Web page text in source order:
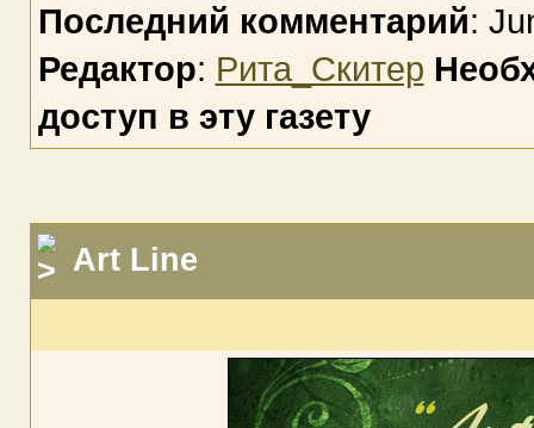
Последний комментарий:
Редактор: Рита_Скитер
доступ в эту газету
Art Line